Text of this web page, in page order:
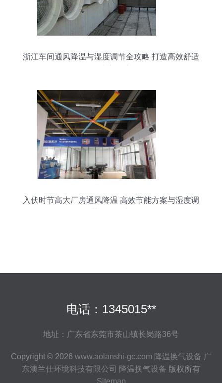
浙江车间通风降温与湿度调节全攻略 打造高效舒适
入伏时节高大厂房通风降温 高效节能方案与湿度调
电话：1345015**
地址：广东省东莞市茶山镇长岗路36号
Copyright © 2026 www.aolanshi-gc.com 降温换气设备 广
东澳兰仕环境科技有限公司 降温换气设备 版权所有
Sitemap